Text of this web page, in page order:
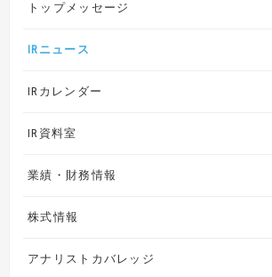
トップメッセージ
IRニュース
IRカレンダー
IR資料室
業績・財務情報
株式情報
アナリストカバレッジ